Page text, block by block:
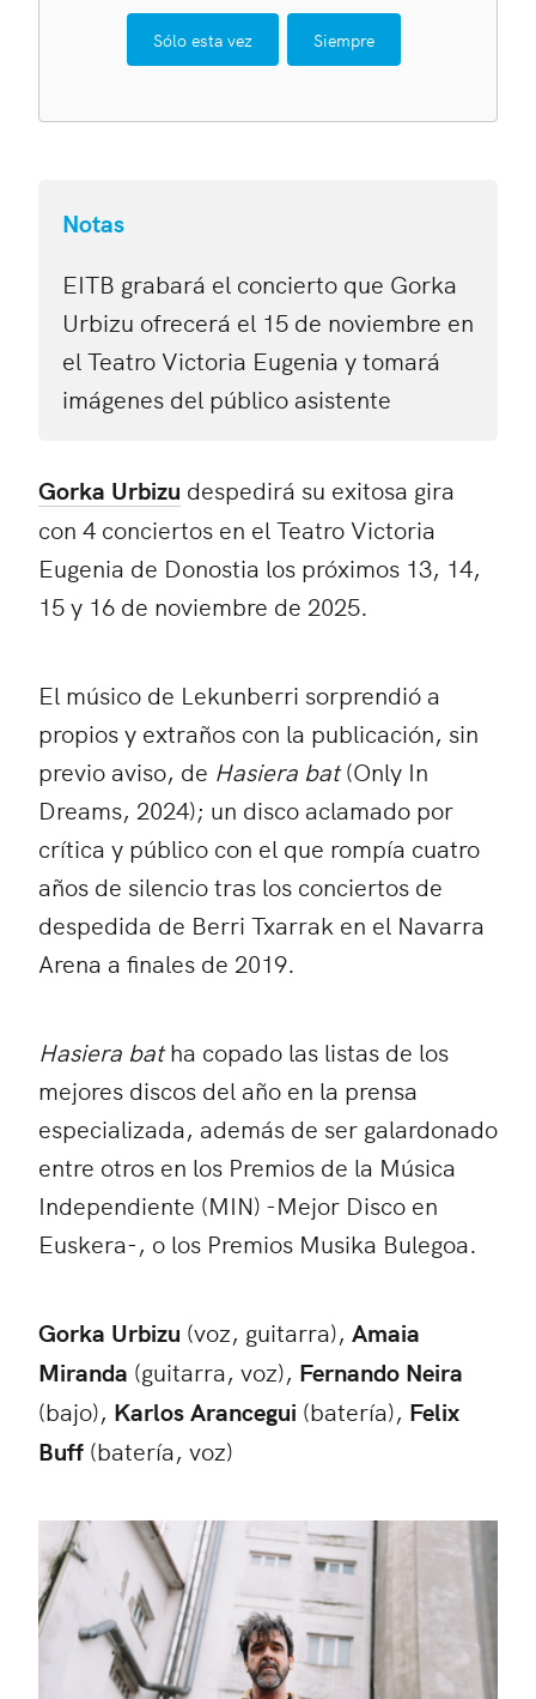
Sólo esta vez Siempre
Notas
EITB grabará el concierto que Gorka
Urbizu ofrecerá el 15 de noviembre en
el Teatro Victoria Eugenia y tomará
imágenes del público asistente
Gorka Urbizu despedirá su exitosa gira
con 4 conciertos en el Teatro Victoria
Eugenia de Donostia los próximos 13, 14,
15 y 16 de noviembre de 2025.
El músico de Lekunberri sorprendió a
propios y extraños con la publicación, sin
previo aviso, de Hasiera bat(Only In
Dreams, 2024); un disco aclamado por
crítica y público con el que rompía cuatro
años de silencio tras los conciertos de
despedida de Berri Txarrak en el Navarra
Arena a finales de 2019.
Hasiera batha copado las listas de los
mejores discos del año en la prensa
especializada, además de ser galardonado
entre otros en los Premios de la Música
Independiente (MIN) -Mejor Disco en
Euskera-, o los Premios Musika Bulegoa.
Gorka Urbizu (voz, guitarra), Amaia
Miranda (guitarra, voz), Fernando Neira
(bajo), Karlos Arancegui (batería), Felix
Buff (batería, voz)